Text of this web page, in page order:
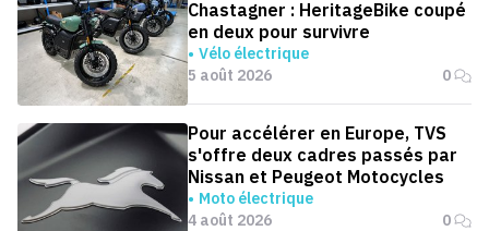
Chastagner : HeritageBike coupé
en deux pour survivre
Vélo électrique
5 août 2026
0
Pour accélérer en Europe, TVS
s'offre deux cadres passés par
Nissan et Peugeot Motocycles
Moto électrique
4 août 2026
0